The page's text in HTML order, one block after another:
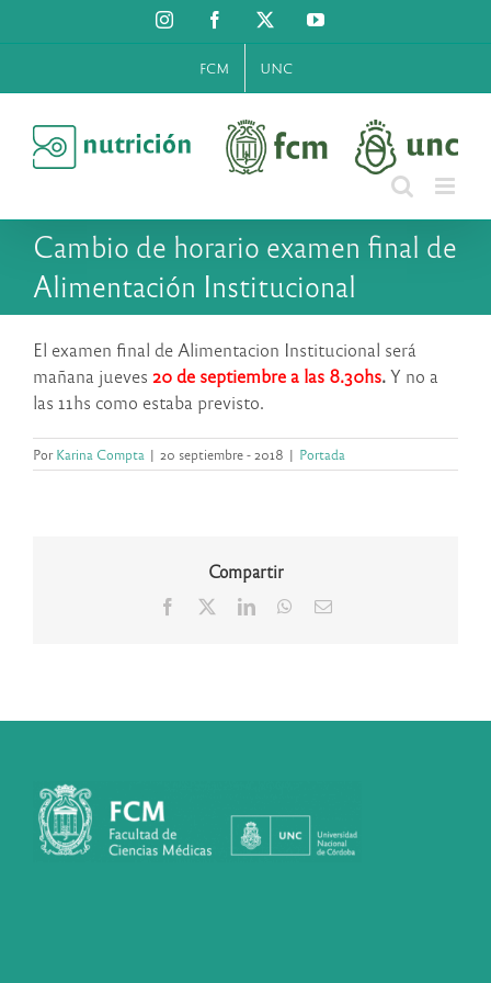
al
InstagramFacebook YouTube
FCM UNC
Cambio de horario examen final de
Alimentación Institucional
El examen final de Alimentacion Institucional será
mañana jueves 20 de septiembre a las 8.30hs.Y no a
las 11hs como estaba previsto.
PorKarina Compta | 20 septiembre - 2018 | Portada
Compartir
Facebook LinkedInWhatsApp
Correo